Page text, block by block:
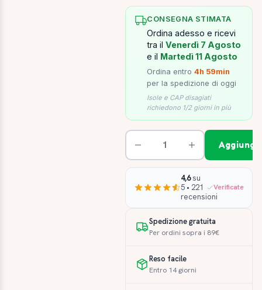
CONSEGNA STIMATA
Ordina adesso e ricevi
tra ilVenerdì 7 Agosto
e il Martedì 11 Agosto
Ordina entro4h 59min
per la spedizione di oggi
Isole e CAP disagiati
richiedono 1/2 giorni in più
4,6su
5 • 221
recensioni
Verificate
Spedizione gratuita
Per ordini sopra i 89€
Reso facile
Entro 14 giorni